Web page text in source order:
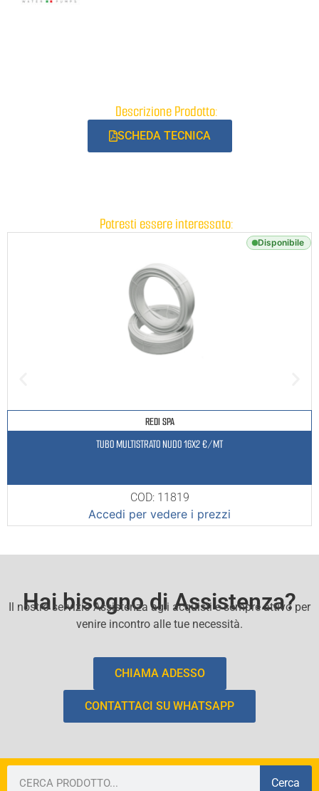
Descrizione Prodotto:
SCHEDA TECNICA
Potresti essere interessato:
Disponibile
REDI SPA
TUBO MULTISTRATO NUDO 16X2 €/MT
COD: 11819
Accedi per vedere i prezzi
Hai bisogno di Assistenza?
Il nostro servizio Assistenza agli acquisti e sempre attivo per
venire incontro alle tue necessità.
CHIAMA ADESSO
CONTATTACI SU WHATSAPP
Cerca